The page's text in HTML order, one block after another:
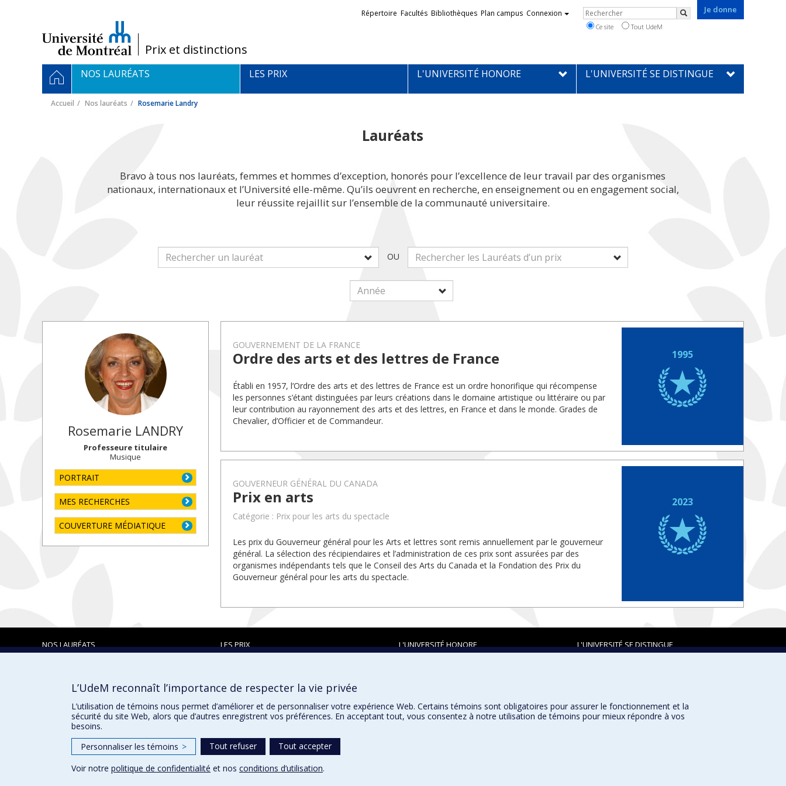
/Prix et distinctions
Je donne
Liens
externes
Répertoire Facultés Bibliothèques Plan campus Connexion Rechercher
Rechercher
Ce site Tout UdeM
Navigation
principale
ACCUEIL
NOS LAURÉATS LES PRIX L'UNIVERSITÉ HONORE L'UNIVERSITÉ SE DISTINGUE
Accueil Nos lauréats Rosemarie Landry
Lauréats
Bravo à tous nos lauréats, femmes et hommes d’exception, honorés pour l’excellence de leur travail par des organismes
nationaux, internationaux et l’Université elle-même. Qu’ils oeuvrent en recherche, en enseignement ou en engagement social,
leur réussite rejaillit sur l’ensemble de la communauté universitaire.
OU
Rosemarie LANDRY
Professeure titulaire
Musique
PORTRAIT
MES RECHERCHES
COUVERTURE MÉDIATIQUE
GOUVERNEMENT DE LA FRANCE
Ordre des arts et des lettres de France
Établi en 1957, l’Ordre des arts et des lettres de France est un ordre honorifique qui récompense
les personnes s’étant distinguées par leurs créations dans le domaine artistique ou littéraire ou par
leur contribution au rayonnement des arts et des lettres, en France et dans le monde. Grades de
Chevalier, d’Officier et de Commandeur.
1995
GOUVERNEUR GÉNÉRAL DU CANADA
Prix en arts
Catégorie : Prix pour les arts du spectacle
Les prix du Gouverneur général pour les Arts et lettres sont remis annuellement par le gouverneur
général. La sélection des récipiendaires et l’administration de ces prix sont assurées par des
organismes indépendants tels que le Conseil des Arts du Canada et la Fondation des Prix du
Gouverneur général pour les arts du spectacle.
2023
NOS LAURÉATS LES PRIX L'UNIVERSITÉ HONORE L'UNIVERSITÉ SE DISTINGUE
Prix et distinctions
Plan du site|Accessibilité
Confidentialité Conditions d’utilisation Paramètres des témoins
L’UdeM reconnaît l’importance de respecter la vie privée
L’utilisation de témoins nous permet d’améliorer et de personnaliser votre expérience Web. Certains témoins sont obligatoires pour assurer le fonctionnement et la
sécurité du site Web, alors que d’autres enregistrent vos préférences. En acceptant tout, vous consentez à notre utilisation de témoins pour mieux répondre à vos
besoins.
Personnaliser les témoins > Tout refuser
Tout accepter
Voir notre politique de confidentialité et nos conditions d’utilisation.